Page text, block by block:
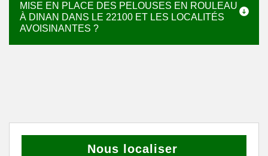
MISE EN PLACE DES PELOUSES EN ROULEAU
À DINAN DANS LE 22100 ET LES LOCALITÉS
AVOISINANTES ?
Nous localiser